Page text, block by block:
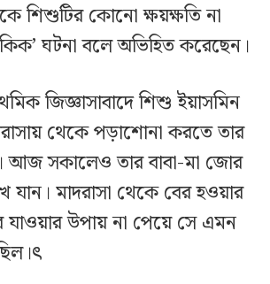
শিশুটির কোনো ক্ষয়ক্ষতি না
ঘটনা বলে অভিহিত করেছেন।
জিজ্ঞাসাবাদে শিশু ইয়াসমিন
থেকে পড়াশোনা করতে তার
আজ সকালেও তার বাবা-মা জোর
যান। মাদরাসা থেকে বের হওয়ার
যাওয়ার উপায় না পেয়ে সে এমন